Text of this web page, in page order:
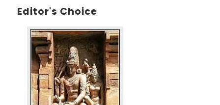
Editor's Choice